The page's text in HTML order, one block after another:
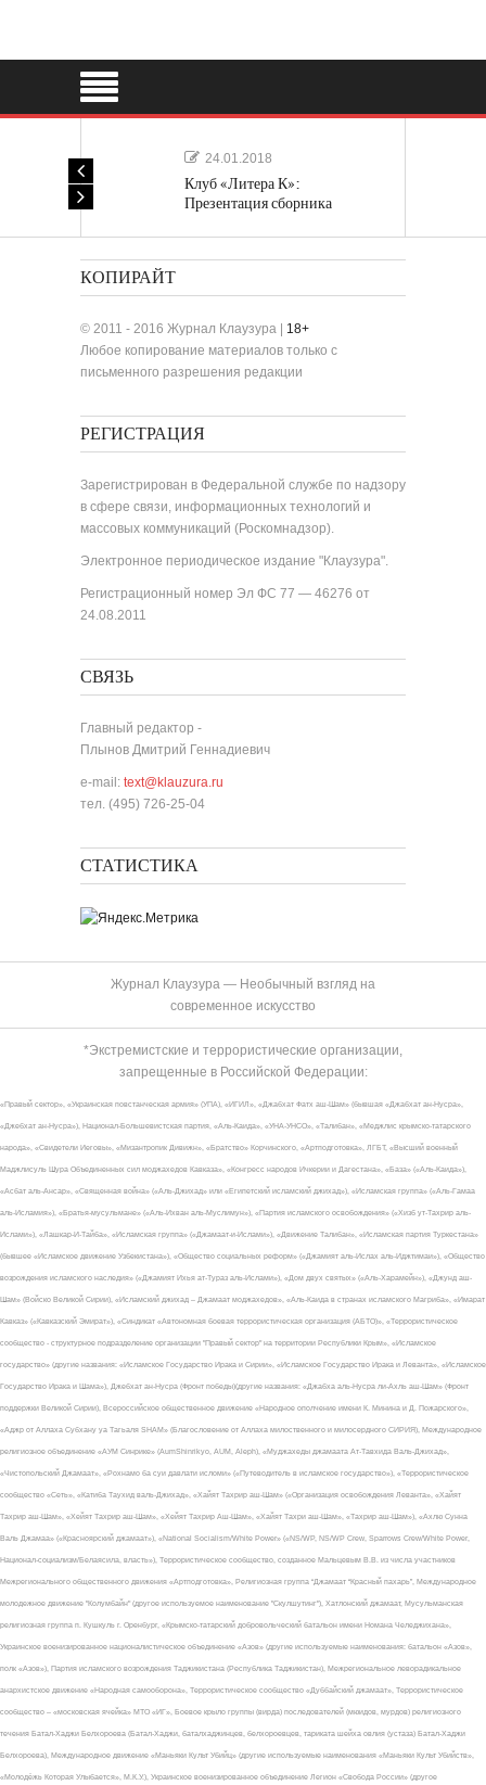
24.01.2018
Клуб «Литера К»:
Презентация сборника
КОПИРАЙТ
© 2011 - 2016 Журнал Клаузура | 18+
Любое копирование материалов только с
письменного разрешения редакции
РЕГИСТРАЦИЯ
Зарегистрирован в Федеральной службе по надзору
в сфере связи, информационных технологий и
массовых коммуникаций (Роскомнадзор).
Электронное периодическое издание "Клаузура".
Регистрационный номер Эл ФС 77 — 46276 от
24.08.2011
СВЯЗЬ
Главный редактор -
Плынов Дмитрий Геннадиевич
e-mail: text@klauzura.ru
тел. (495) 726-25-04
СТАТИСТИКА
Журнал Клаузура — Необычный взгляд на
современное искусство
*Экстремистские и террористические организации,
запрещенные в Российской Федерации:
«Правый сектор», «Украинская повстанческая армия» (УПА), «ИГИЛ», «Джабхат Фатх аш-Шам» (бывшая «Джабхат ан-Нусра»,
«Джебхат ан-Нусра»), Национал-Большевистская партия, «Аль-Каида», «УНА-УНСО», «Талибан», «Меджлис крымско-татарского
народа», «Свидетели Иеговы», «Мизантропик Дивижн», «Братство» Корчинского, «Артподготовка», ЛГБТ, «Высший военный
Маджлисуль Шура Объединенных сил моджахедов Кавказа», «Конгресс народов Ичкерии и Дагестана», «База» («Аль-Каида»),
«Асбат аль-Ансар», «Священная война» («Аль-Джихад» или «Египетский исламский джихад»), «Исламская группа» («Аль-Гамаа
аль-Исламия»), «Братья-мусульмане» («Аль-Ихван аль-Муслимун»), «Партия исламского освобождения» («Хизб ут-Тахрир аль-
Ислами»), «Лашкар-И-Тайба», «Исламская группа» («Джамаат-и-Ислами»), «Движение Талибан», «Исламская партия Туркестана»
(бывшее «Исламское движение Узбекистана»), «Общество социальных реформ» («Джамият аль-Ислах аль-Иджтимаи»), «Общество
возрождения исламского наследия» («Джамият Ихья ат-Тураз аль-Ислами»), «Дом двух святых» («Аль-Харамейн»), «Джунд аш-
Шам» (Войско Великой Сирии), «Исламский джихад – Джамаат моджахедов», «Аль-Каида в странах исламского Магриба», «Имарат
Кавказ» («Кавказский Эмират»), «Синдикат «Автономная боевая террористическая организация (АБТО)», «Террористическое
сообщество - структурное подразделение организации "Правый сектор" на территории Республики Крым», «Исламское
государство» (другие названия: «Исламское Государство Ирака и Сирии», «Исламское Государство Ирака и Леванта», «Исламское
Государство Ирака и Шама»), Джебхат ан-Нусра (Фронт победы)(другие названия: «Джабха аль-Нусра ли-Ахль аш-Шам» (Фронт
поддержки Великой Сирии), Всероссийское общественное движение «Народное ополчение имени К. Минина и Д. Пожарского»,
«Аджр от Аллаха Субхану уа Тагьаля SHAM» (Благословение от Аллаха милоственного и милосердного СИРИЯ), Международное
религиозное объединение «АУМ Синрике» (AumShinrikyo, AUM, Aleph), «Муджахеды джамаата Ат-Тавхида Валь-Джихад»,
«Чистопольский Джамаат», «Рохнамо ба суи давлати исломи» («Путеводитель в исламское государство»), «Террористическое
сообщество «Сеть», «Катиба Таухид валь-Джихад», «Хайят Тахрир аш-Шам» («Организация освобождения Леванта», «Хайят
Тахрир аш-Шам», «Хейят Тахрир аш-Шам», «Хейят Тахрир Аш-Шам», «Хайят Тахри аш-Шам», «Тахрир аш-Шам»), «Ахлю Сунна
Валь Джамаа» («Красноярский джамаат»), «National Socialism/White Power» («NS/WP, NS/WP Crew, Sparrows Crew/White Power,
Национал-социализм/Белаясила, власть»), Террористическое сообщество, созданное Мальцевым В.В. из числа участников
Межрегионального общественного движения «Артподготовка», Религиозная группа “Джамаат “Красный пахарь”, Международное
молодежное движение "Колумбайн" (другое используемое наименование "Скулшутинг"), Хатлонский джамаат, Мусульманская
религиозная группа п. Кушкуль г. Оренбург, «Крымско-татарский добровольческий батальон имени Номана Челеджихана»,
Украинское военизированное националистическое объединение «Азов» (другие используемые наименования: батальон «Азов»,
полк «Азов»), Партия исламского возрождения Таджикистана (Республика Таджикистан), Межрегиональное леворадикальное
анархистское движение «Народная самооборона», Террористическое сообщество «Дуббайский джамаат», Террористическое
сообщество – «московская ячейка» МТО «ИГ», Боевое крыло группы (вирда) последователей (мюидов, мурдов) религиозного
течения Батал-Хаджи Белхороева (Батал-Хаджи, баталхаджинцев, белхороевцев, тариката шейха овлия (устаза) Батал-Хаджи
Белхороева), Международное движение «Маньяки Культ Убийц» (другие используемые наименования «Маньяки Культ Убийств»,
«Молодёжь Которая Улыбается», М.К.У.), Украинское военизированное объединение Легион «Свобода России» (другое